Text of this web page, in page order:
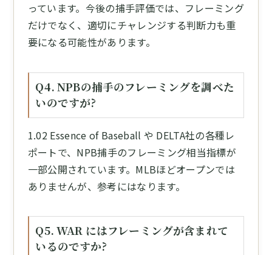
っています。今後の捕手評価では、フレーミング
だけでなく、適切にチャレンジする判断力も重
要になる可能性があります。
Q4. NPBの捕手のフレーミングを調べた
いのですが?
1.02 Essence of Baseball や DELTA社の各種レ
ポートで、NPB捕手のフレーミング相当指標が
一部公開されています。MLBほどオープンでは
ありませんが、参考にはなります。
Q5. WAR にはフレーミングが含まれて
いるのですか?